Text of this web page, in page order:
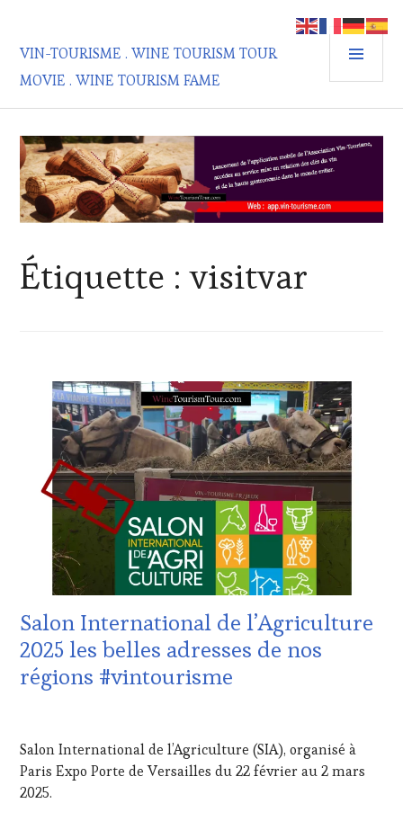
contenu
principal
VIN-TOURISME . WINE TOURISM TOUR
MOVIE . WINE TOURISM FAME
Étiquette :visitvar
TASTING
VOUCHER,
CORSICA,
CÔTES-
PROVENCE
DOMAINE
VITICOLE,
ADHÉRENT,
TOURISME
EDITION
LES
CLÉS
DE
LA
HAUTE
Salon International de l’Agriculture
2025 les belles adresses de nos
régions #vintourisme
2025
Salon International de l’Agriculture (SIA), organisé à
Paris Expo Porte de Versailles du 22 février au 2 mars
2025.